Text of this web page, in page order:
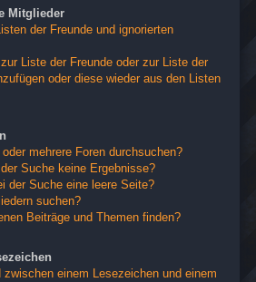
Mitglieder
der Freunde und ignorierten
Liste der Freunde oder zur Liste der
oder diese wieder aus den Listen
mehrere Foren durchsuchen?
Suche keine Ergebnisse?
der Suche eine leere Seite?
suchen?
Beiträge und Themen finden?
einem Lesezeichen und einem